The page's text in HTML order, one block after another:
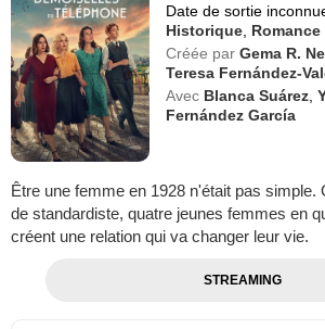
Date de sortie
Historique Romance
Créée par Gema R.
Teresa Fernández-
Avec Blanca Suárez ,
Fernández García
Être une femme en 1928 n'était pas simple.
de standardiste, quatre jeunes femmes en
créent une relation qui va changer leur vie.
STREAMING